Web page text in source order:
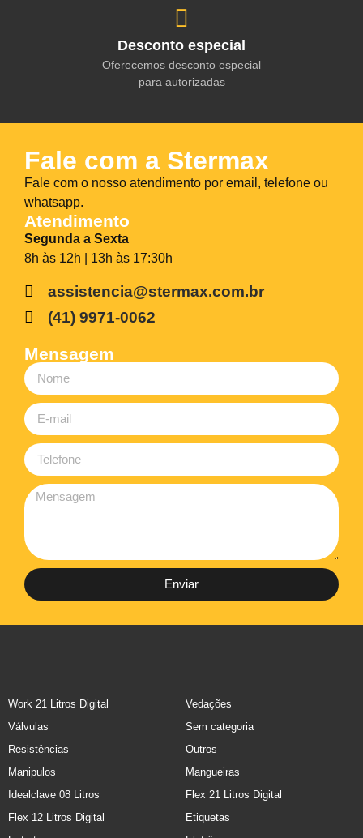
Desconto especial
Oferecemos desconto especial
para autorizadas
Fale com a Stermax
Fale com o nosso atendimento por email, telefone ou
whatsapp.
Atendimento
Segunda a Sexta
8h às 12h | 13h às 17:30h
assistencia@stermax.com.br
(41) 9971-0062
Mensagem
Enviar
Work 21 Litros Digital
Vedações
Válvulas
Sem categoria
Resistências
Outros
Manipulos
Mangueiras
Idealclave 08 Litros
Flex 21 Litros Digital
Flex 12 Litros Digital
Etiquetas